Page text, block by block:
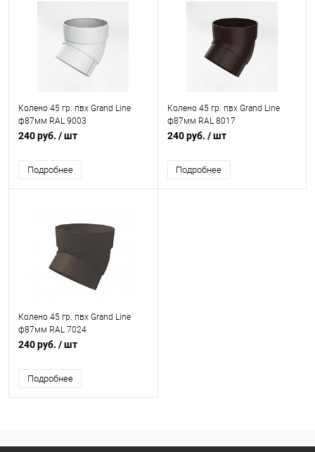
Колено 45 гр. пвх Grand Line
ф87мм RAL 9003
240 руб. / шт
Подробнее
Колено 45 гр. пвх Grand Line
ф87мм RAL 8017
240 руб. / шт
Подробнее
Колено 45 гр. пвх Grand Line
ф87мм RAL 7024
240 руб. / шт
Подробнее